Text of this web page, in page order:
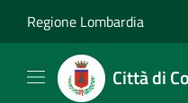
Regione Lombardia
Città di